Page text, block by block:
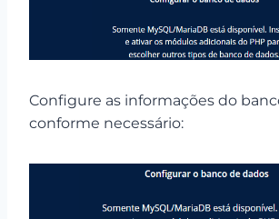
Configure as informações do
conforme necessário: